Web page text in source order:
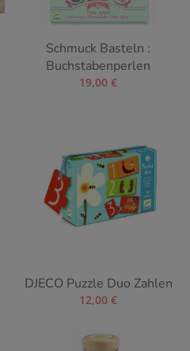
Schmuck Basteln :
Buchstabenperlen
19,00€
DJECO Puzzle Duo Zahlen
12,00€